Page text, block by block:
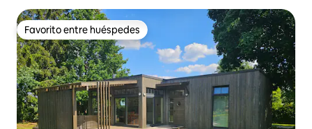
Favorito entre huéspedes
Favorito entre huéspedes